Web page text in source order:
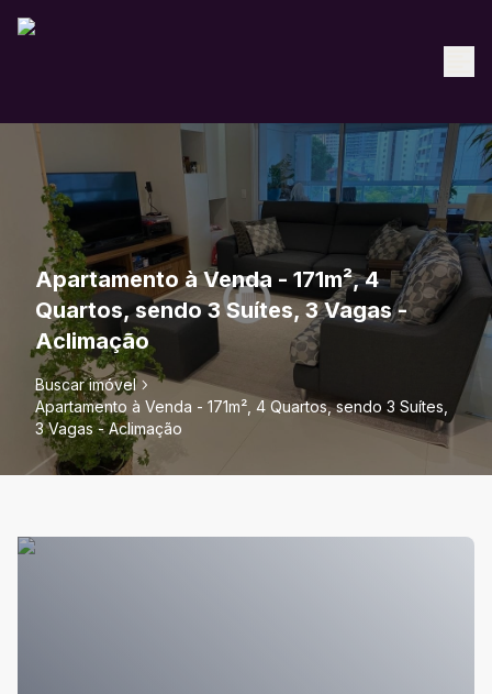
Apartamento à Venda - 171m², 4
Quartos, sendo 3 Suítes, 3 Vagas -
Aclimação
Buscar imóvel
Apartamento à Venda - 171m², 4 Quartos, sendo 3 Suítes,
3 Vagas - Aclimação